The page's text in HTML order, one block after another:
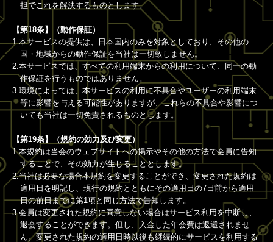
担でこれを解決するものとします。
【第18条】（動作保証）
1.本サービスの提供は、日本国内のみを対象としており、その他の
国・地域からの動作保証を当社は一切致しません。
2.本サービスでは、すべての利用端末からの利用について、同一の動
作保証を行うものではありません。
3.環境によっては、本サービスの利用に不具合やユーザーの利用端末
等に影響を与える可能性がありますが、これらの不具合や影響につ
いても当社は一切免責されるものとします。
【第19条】（規約の効力及び変更）
1.本規約は当会のウェブサイトへの掲示やその他の方法で会員に告知
することで、その効力が生じることとします。
2.当社は必要な場合本規約を変更することができ、変更された規約は
適用日を明記し、現行の規約とともにその適用日の7日前から適用
日の前日までに第1項と同じ方法で告知します。
3.会員は変更された規約に同意しない場合はサービス利用を中断し、
退会することができます。但し、入金した年会費は返還されませ
ん。変更された規約の適用日時以後も継続的にサービスを利用する